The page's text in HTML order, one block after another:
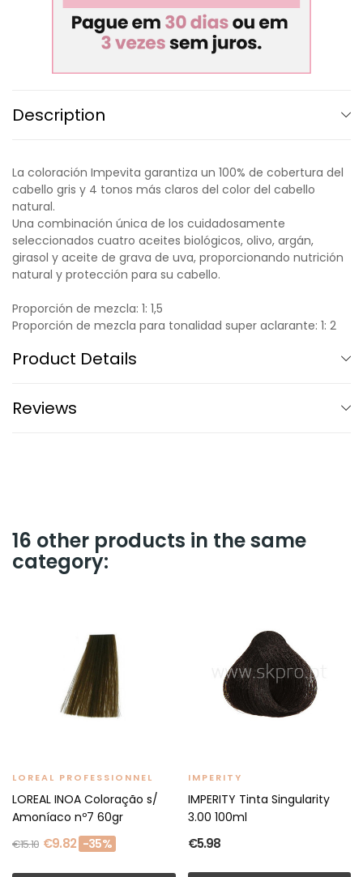
Description
La coloración Impevita garantiza un 100% de cobertura del
cabello gris y 4 tonos más claros del color del cabello
natural.
Una combinación única de los cuidadosamente
seleccionados cuatro aceites biológicos, olivo, argán,
girasol y aceite de grava de uva, proporcionando nutrición
natural y protección para su cabello.
Proporción de mezcla: 1: 1,5
Proporción de mezcla para tonalidad super aclarante: 1: 2
Product Details
Reviews
16 other products in the same
category:
LOREAL PROFESSIONNEL
LOREAL INOA Coloração s/
Amoníaco nº7 60gr
€15.10 €9.82 -35%
IMPERITY
IMPERITY Tinta Singularity
3.00 100ml
€5.98